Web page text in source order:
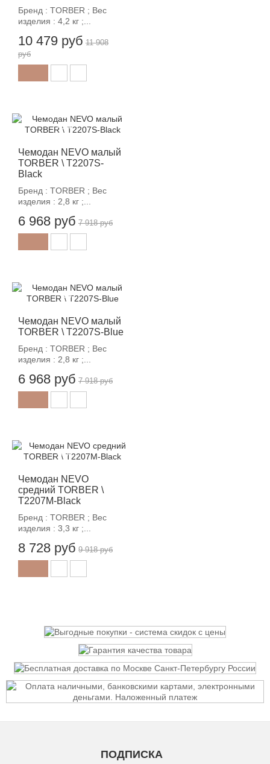
Бренд : TORBER ; Вес
изделия : 4,2 кг ;...
10 479 руб 11 908
руб
Чемодан NEVO малый
TORBER \ T2207S-
Black
Бренд : TORBER ; Вес
изделия : 2,8 кг ;...
6 968 руб
-12%
7 918 руб
Чемодан NEVO малый
TORBER \ T2207S-Blue
Бренд : TORBER ; Вес
изделия : 2,8 кг ;...
6 968 руб
-12%
7 918 руб
Чемодан NEVO
средний TORBER \
T2207M-Black
Бренд : TORBER ; Вес
изделия : 3,3 кг ;...
8 728 руб
-12%
9 918 руб
ПОДПИСКА